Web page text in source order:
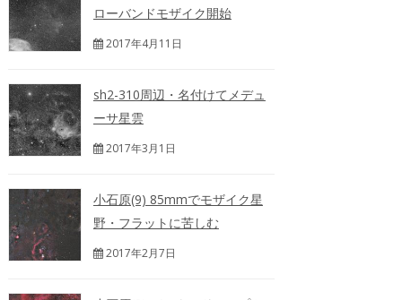
ローバンドモザイク開始
2017年4月11日
sh2-310周辺・名付けてメデュ
ーサ星雲
2017年3月1日
小石原(9) 85mmでモザイク星
野・フラットに苦しむ
2017年2月7日